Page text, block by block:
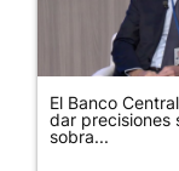
El Banco
dar precisiones
sobra...